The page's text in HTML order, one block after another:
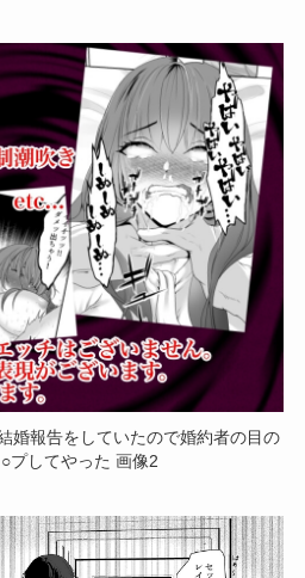
婚報告をしていたので婚約者の目の
プしてやった 画像2